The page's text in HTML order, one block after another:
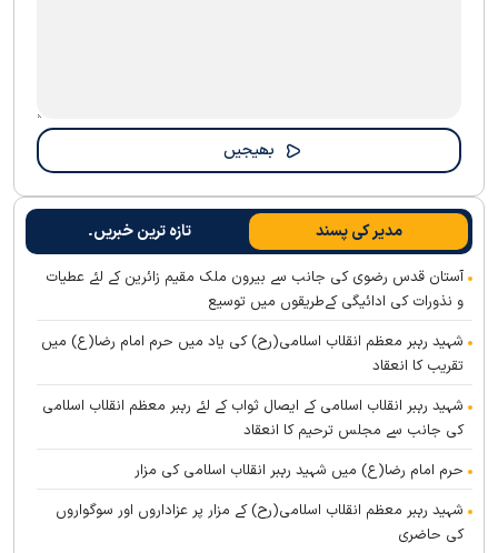
مدیر کی پسند تازہ ترین خبریں۔
آستان قدس رضوی کی جانب سے بیرون ملک مقیم زائرین کے لئے عطیات
و نذورات کی ادائیگی کےطریقوں میں توسیع
شہید رہبر معظم انقلاب اسلامی(رح) کی یاد میں حرم امام رضا(ع) میں
تقریب کا انعقاد
شہید رہبر انقلاب اسلامی کے ایصال ثواب کے لئے رہبر معظم انقلاب اسلامی
کی جانب سے مجلس ترحیم کا انعقاد
حرم امام رضا(ع) میں شہید رہبر انقلاب اسلامی کی مزار
شہید رہبر معظم انقلاب اسلامی(رح) کے مزار پر عزاداروں اور سوگواروں
کی حاضری